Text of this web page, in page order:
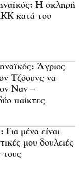
Η σκληρή
κατά του
Άγριος
Τζόουνς να
Ναν –
παίκτες
μένα είναι
μου δουλειές
τους